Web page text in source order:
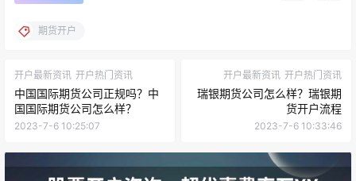
期货开户
开户最新资讯 开户热门资讯
中国国际期货公司正规吗？中
国国际期货公司怎么样？
2023-7-6 10:25:07
开户最新资讯 开户热门资讯
瑞银期货公司怎么样？瑞银期
货开户流程
2023-7-6 10:33:46